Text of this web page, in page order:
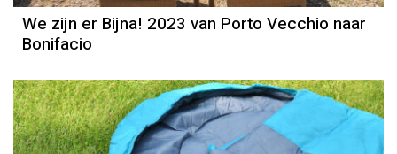
We zijn er Bijna! 2023 van Porto Vecchio naar
Bonifacio